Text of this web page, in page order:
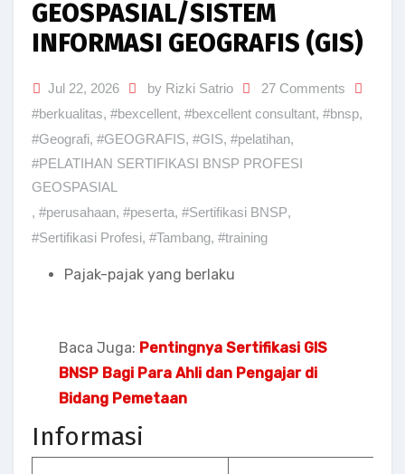
GEOSPASIAL/SISTEM
INFORMASI GEOGRAFIS (GIS)
Jul 22, 2026 by Rizki Satrio
27 Comments
#berkualitas, #bexcellent, #bexcellent consultant, #bnsp,
#Geografi, #GEOGRAFIS, #GIS, #pelatihan,
#PELATIHAN SERTIFIKASI BNSP PROFESI
GEOSPASIAL
, #perusahaan, #peserta, #Sertifikasi BNSP,
#Sertifikasi Profesi, #Tambang, #training
Pajak-pajak yang berlaku
Baca Juga: Pentingnya Sertifikasi GIS
BNSP Bagi Para Ahli dan Pengajar di
Bidang Pemetaan
Informasi